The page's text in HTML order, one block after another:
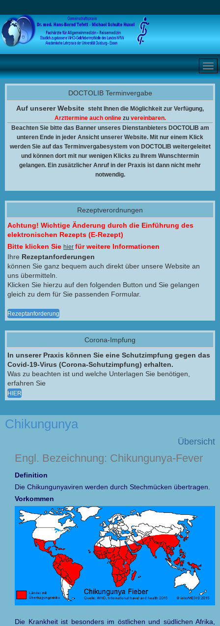
DOCTOLIB Terminvergabe
Auf unserer Website steht Ihnen die Möglichkeit zur Verfügung,
Arzttermine auch onlinezu vereinbaren.
Beachten Sie bitte das Banner unseres Dienstanbieters DOCTOLIB am
unteren Ende in jeder Ansicht unserer Website. Mit nur einem Klick
werden Sie auf das Terminvergabesystem von DOCTOLIB weitergeleitet
und können dort mit nur wenigen Klicks zu Ihrem Wunschtermin
gelangen. Ein zusätzlicher Anruf in der Praxis ist dann nicht mehr
notwendig.
Rezeptverordnungen
Achtung! Wichtige Änderung durch die Einführung des
elektronischen Rezepts (E-Rezept)
Bitte klicken Sie hier für weitere Informationen
Ihre Rezeptanforderungen
können Sie ganz bequem auch direkt über unsere Website an
uns übermitteln.
Klicken Sie hierzu auf den folgenden Button und Sie gelangen
gleich zu dem für Sie passenden Formular.
Rezeptanforderung
Corona-Impfung
In unserer Praxis können Sie eine Schutzimpfung gegen das
Covid-19-Virus (Corona-Schutzimpfung) erhalten.
Was zu beachten ist und welche Unterlagen Sie benötigen,
erfahren Sie
HIER
Chikungunya
Übersicht
Engl. Bezeichnung: Chikungunya-Fever
Definition
Die Chikungunyaviren werden durch Stechmücken übertragen.
Vorkommen
Die Krankheit ist besonders im östlichen und südlichen Afrika,